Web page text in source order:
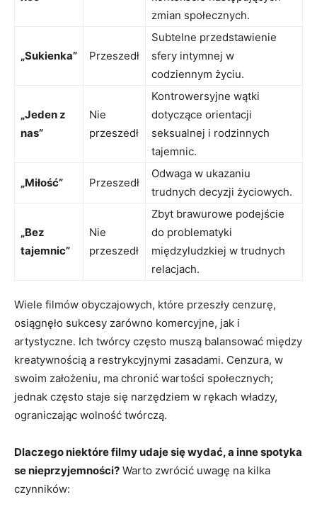
‍zmian społecznych.
„Sukienka” Przeszedł
Subtelne przedstawienie
sfery intymnej w ​
codziennym życiu.
„Jeden z
nas”
Nie
przeszedł
Kontrowersyjne wątki
dotyczące orientacji
seksualnej i rodzinnych
tajemnic.
„Miłość” Przeszedł
Odwaga w ukazaniu
trudnych decyzji życiowych.
„Bez
tajemnic”
Nie
⁢przeszedł
Zbyt ‌brawurowe podejście
do problematyki
międzyludzkiej w trudnych
relacjach.
Wiele filmów‍ obyczajowych, które⁢ przeszły cenzurę,
osiągnęło sukcesy zarówno komercyjne, jak i
artystyczne. Ich twórcy często muszą balansować między
kreatywnością a restrykcyjnymi zasadami.⁣ Cenzura, w
swoim założeniu, ma chronić wartości społecznych;
jednak często staje się narzędziem w rękach władzy, ​
ograniczając wolność​ twórczą.
Dlaczego niektóre filmy udaje się wydać, a inne spotyka
se nieprzyjemności? Warto zwrócić uwagę na kilka
czynników: